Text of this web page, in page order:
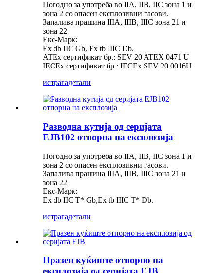
Погодно за употреба во IIA, IIB, IIC зона 1 и
зона 2 со опасен експлозивни гасови.
Запалива прашина IIIA, IIIB, IIIC зона 21 и
зона 22
Екс-Марк:
Ex db IIC Gb, Ex tb IIIC Db.
ATEx сертификат бр.: SEV 20 ATEX 0471 U
IECEx сертификат бр.: IECEx SEV 20.0016U
истрагадетали
Разводна кутија од серијата
EJB102 отпорна на експлозија
Погодно за употреба во IIA, IIB, IIC зона 1 и
зона 2 со опасен експлозивни гасови.
Запалива прашина IIIA, IIIB, IIIC зона 21 и
зона 22
Екс-Марк:
Ex db IIC T* Gb,Ex tb IIIC T* Db.
истрагадетали
Празен куќиште отпорно на